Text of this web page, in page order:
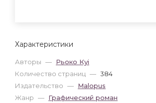
Характеристики
Авторы — Рьоко Куі
Количество страниц — 384
Издательство — Malopus
Жанр — Графический роман